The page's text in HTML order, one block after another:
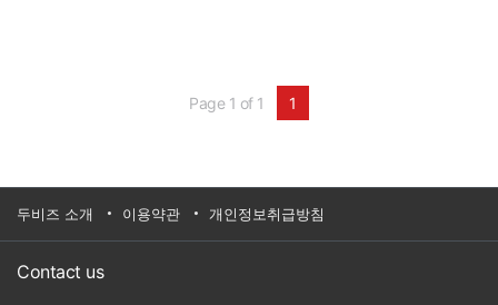
Page 1 of 1 1
두비즈 소개 이용약관 개인정보취급방침
Contact us